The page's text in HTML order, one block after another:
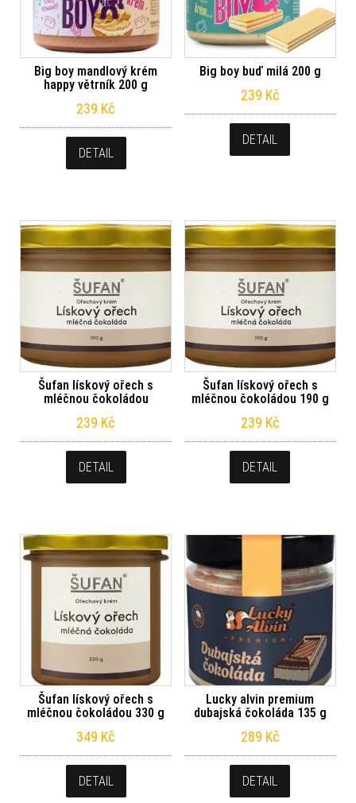
Big boy mandlový krém
happy větrník 200 g
239 Kč
DETAIL
Big boy buď milá 200 g
239 Kč
DETAIL
Šufan lískový ořech s
mléčnou čokoládou
239 Kč
DETAIL
Šufan lískový ořech s
mléčnou čokoládou 190 g
239 Kč
DETAIL
Šufan lískový ořech s
mléčnou čokoládou 330 g
349 Kč
DETAIL
Lucky alvin premium
dubajská čokoláda 135 g
289 Kč
DETAIL